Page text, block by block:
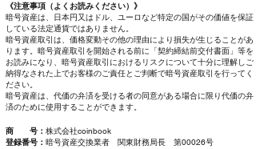
《注意事項（よくお読みください）》
暗号資産は、日本円又はドル、ユーロなど特定の国がその価値を保証
している法定通貨ではありません。
暗号資産取引は、価格変動その他の理由により損失が生じることがあ
ります。暗号資産取引を開始される前に「契約締結前交付書面」等を
お読みになり、暗号資産取引におけるリスクについて十分に理解しご
納得なされた上でお客様のご責任とご判断で暗号資産取引を行ってく
ださい。
暗号資産は、代価の弁済を受ける者の同意がある場合に限り代価の弁
済のために使用することができます。
商 号： 株式会社coinbook
登録番号： 暗号資産交換業者 関東財務局長 第00026号